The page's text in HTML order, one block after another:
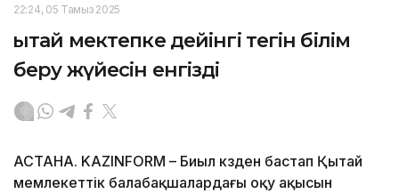
22:24, 05 Тамыз 2025
Қытай мектепке дейінгі тегін білім
беру жүйесін енгізді
АСТАНА. KAZINFORM – Биыл күзден бастап Қытай
мемлекеттік балабақшалардағы оқу ақысын